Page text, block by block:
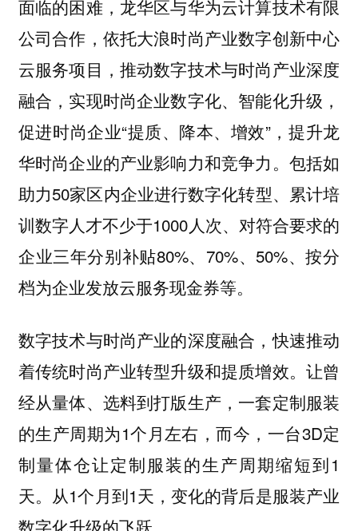
面临的困难，龙华区与华为云计算技术有限
公司合作，依托大浪时尚产业数字创新中心
云服务项目，推动数字技术与时尚产业深度
融合，实现时尚企业数字化、智能化升级，
促进时尚企业“提质、降本、增效”，提升龙
华时尚企业的产业影响力和竞争力。包括如
助力50家区内企业进行数字化转型、累计培
训数字人才不少于1000人次、对符合要求的
企业三年分别补贴80%、70%、50%、按分
档为企业发放云服务现金券等。
数字技术与时尚产业的深度融合，快速推动
着传统时尚产业转型升级和提质增效。让曾
经从量体、选料到打版生产，一套定制服装
的生产周期为1个月左右，而今，一台3D定
制量体仓让定制服装的生产周期缩短到1
天。从1个月到1天，变化的背后是服装产业